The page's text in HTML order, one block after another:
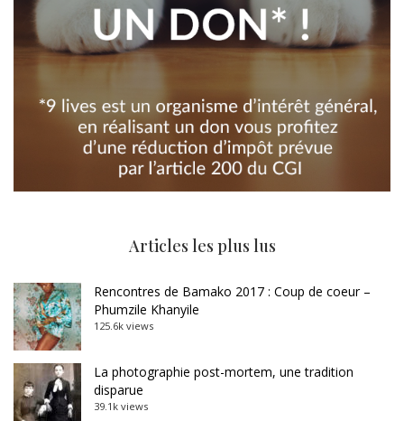
Articles les plus lus
Rencontres de Bamako 2017 : Coup de coeur –
Phumzile Khanyile
125.6k views
La photographie post-mortem, une tradition
disparue
39.1k views